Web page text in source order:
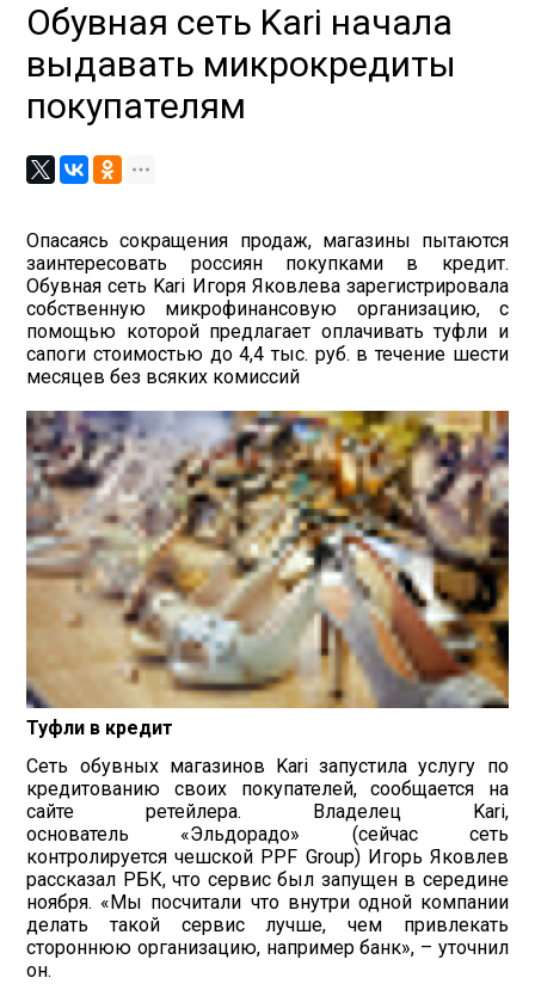
Обувная сеть Kari начала
выдавать микрокредиты
покупателям
Опасаясь сокращения продаж, магазины пытаются
заинтересовать россиян покупками в кредит.
Обувная сеть Kari Игоря Яковлева зарегистрировала
собственную микрофинансовую организацию, с
помощью которой предлагает оплачивать туфли и
сапоги стоимостью до 4,4 тыс. руб. в течение шести
месяцев без всяких комиссий
Туфли в кредит
Сеть обувных магазинов Kari запустила услугу по
кредитованию своих покупателей, сообщается на
сайте ретейлера. Владелец Kari,
основатель «Эльдорадо» (сейчас сеть
контролируется чешской PPF Group) Игорь Яковлев
рассказал РБК, что сервис был запущен в середине
ноября. «Мы посчитали что внутри одной компании
делать такой сервис лучше, чем привлекать
стороннюю организацию, например банк», – уточнил
он.